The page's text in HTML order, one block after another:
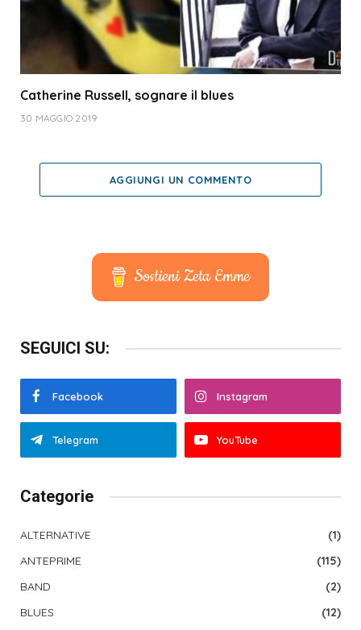
Catherine Russell, sognare il blues
30 MAGGIO 2019
AGGIUNGI UN COMMENTO
Sostieni Zeta Emme
SEGUICI SU:
Facebook Instagram
Telegram YouTube
Categorie
ALTERNATIVE
(1)
ANTEPRIME
(115)
BAND
(2)
BLUES
(12)